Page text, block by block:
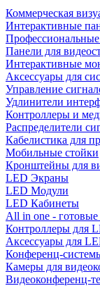
Коммерческая
Интерактивные
Панели для
Интерактивные
Аксессуары для
Управление
Удлинители
Контроллеры и
Распределители
Кабелистика для
Мобильные стойки
Кронштейны для
LED Экраны
LED Модули
LED Кабинеты
All in one -
Контроллеры для
Аксессуары для
Конференц-
Камеры для
Видеоконференц-